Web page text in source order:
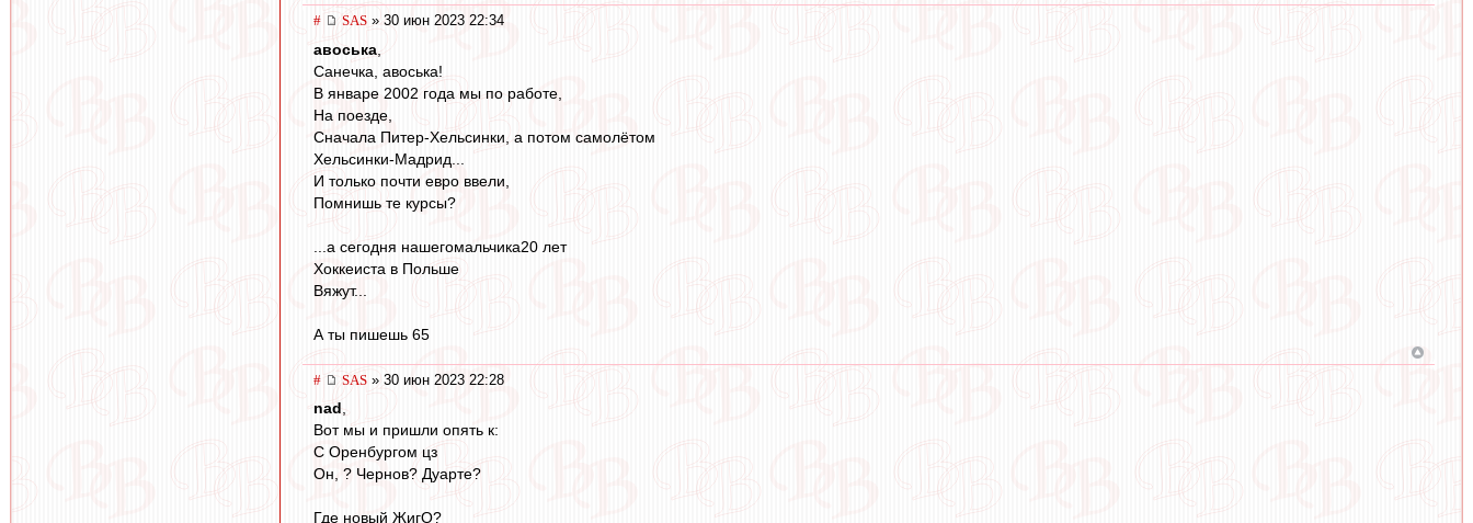
# SAS » 30 июн 2023 22:34
авоська
Санечка, авоська!
В январе 2002 года мы по работе,
На поезде,
Сначала Питер-Хельсинки, а потом самолётом
Хельсинки-Мадрид...
И только почти евро ввели,
Помнишь те курсы?
...а сегодня нашегомальчика20 лет
Хоккеиста в Польше
Вяжут...
А ты пишешь 65
# SAS » 30 июн 2023 22:28
nad,
Вот мы и пришли опять к:
С Оренбургом цз
Он, ? Чернов? Дуарте?
Где новый ЖигО?